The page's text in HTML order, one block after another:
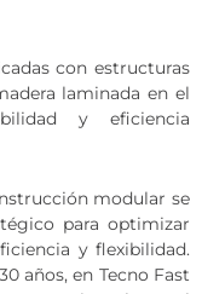
con estructuras
laminada en el
y eficiencia
modular se
para optimizar
y flexibilidad.
años, en Tecno Fast